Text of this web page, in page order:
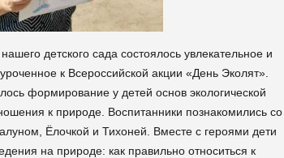
детского сада состоялось увлекательное и
к Всероссийской акции «День Эколят».
формирование у детей основ экологической
к природе. Воспитанники познакомились со
Ёлочкой и Тихоней. Вместе с героями дети
на природе: как правильно относиться к